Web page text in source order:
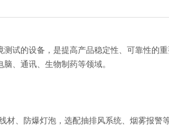
试的设备，是提高产品稳定性、可靠性的
、通讯、生物制药等领域。
材、防爆灯泡，选配抽排风系统、烟雾报警